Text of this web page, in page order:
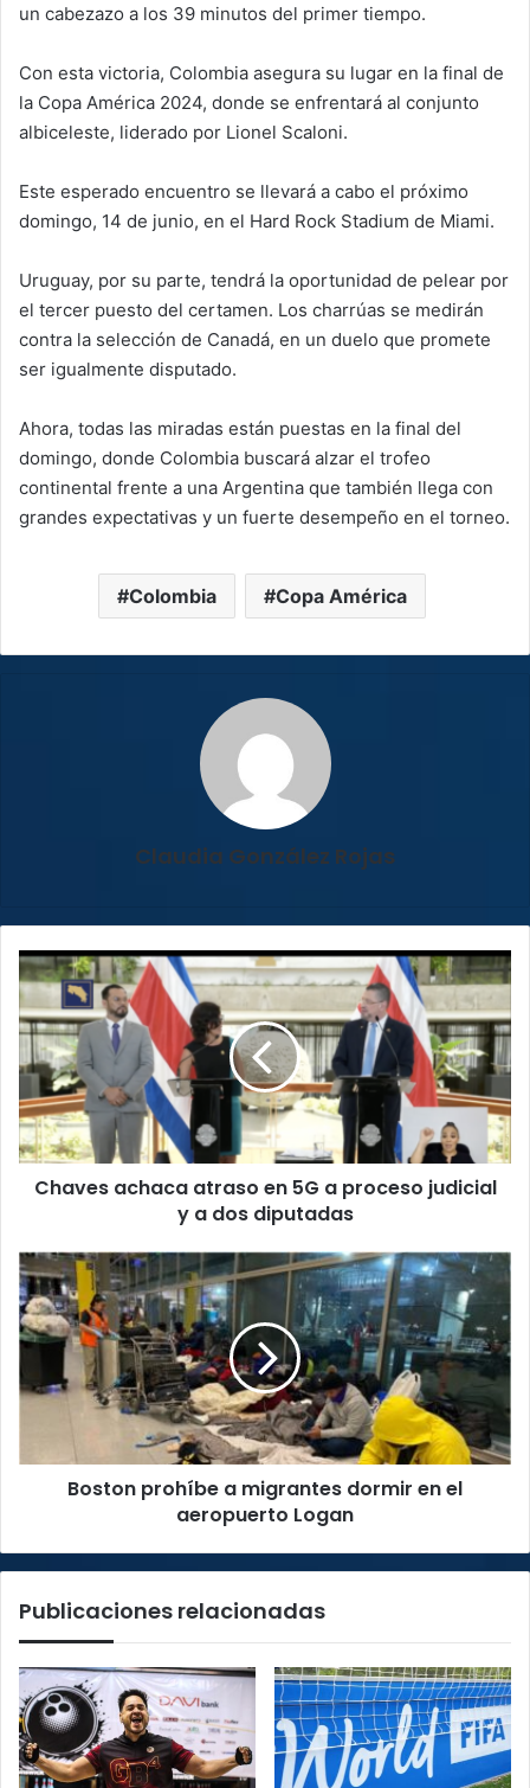
un cabezazo a los 39 minutos del primer tiempo.
Con esta victoria, Colombia asegura su lugar en la final de
la Copa América 2024, donde se enfrentará al conjunto
albiceleste, liderado por Lionel Scaloni.
Este esperado encuentro se llevará a cabo el próximo
domingo, 14 de junio, en el Hard Rock Stadium de Miami.
Uruguay, por su parte, tendrá la oportunidad de pelear por
el tercer puesto del certamen. Los charrúas se medirán
contra la selección de Canadá, en un duelo que promete
ser igualmente disputado.
Ahora, todas las miradas están puestas en la final del
domingo, donde Colombia buscará alzar el trofeo
continental frente a una Argentina que también llega con
grandes expectativas y un fuerte desempeño en el torneo.
Colombia Copa América
Claudia González Rojas
Chaves
achaca
atraso
en
5G
proceso
judicial
y
Chaves achaca atraso en 5G a proceso judicial
y a dos diputadas
Boston
prohíbe
a
migrantes
en
Logan
Boston prohíbe a migrantes dormir en el
aeropuerto Logan
Publicaciones relacionadas